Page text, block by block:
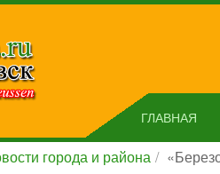
ГЛАВНАЯ
города и района